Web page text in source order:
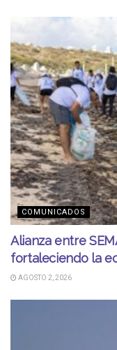
COMUNICADOS
Alianza entre
fortaleciendo la
AGOSTO 2, 2026